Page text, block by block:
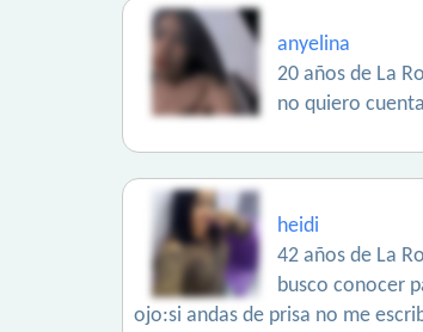
anyelina
20 años de La
no quiero
heidi
42 años de La
busco conocer
ojo:si andas de prisa no me